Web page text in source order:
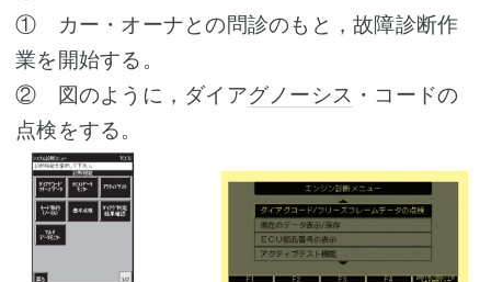
① カー・オーナとの問診のもと，故障診断作
業を開始する。
② 図のように，ダイアグノーシス ・コードの
点検をする。